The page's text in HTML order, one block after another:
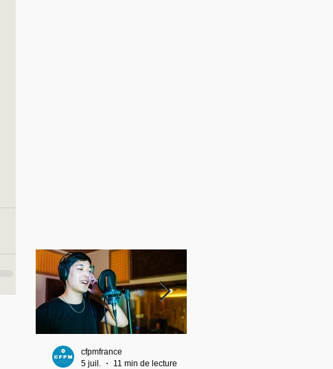
cfpmfrance
5 juil.
11 min de lecture